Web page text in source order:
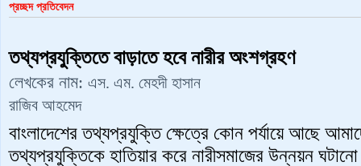
প্রচ্ছদ প্রতিবেদন
তথ্যপ্রযুক্তিতে বাড়াতে হবে নারীর অংশগ্রহণ
লেখকের নাম: এস. এম. মেহদী হাসান
রাজিব আহমেদ
বাংলাদেশের তথ্যপ্রযুক্তি ক্ষেত্রে কোন পর্যায়ে আছে
তথ্যপ্রযুক্তিকে হাতিয়ার করে নারীসমাজের উন্নয়ন